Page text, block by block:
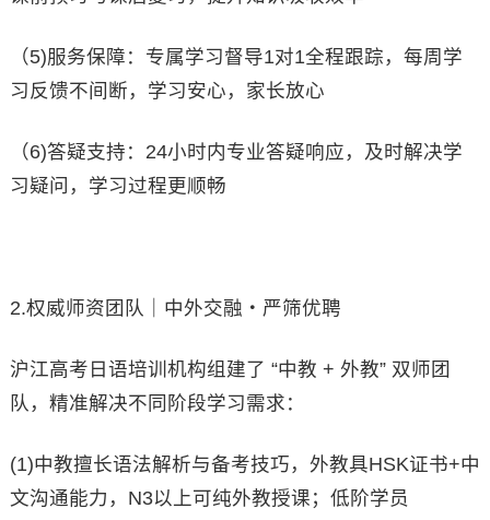
（5)服务保障：专属学习督导1对1全程跟踪，每周学
习反馈不间断，学习安心，家长放心
（6)答疑支持：24小时内专业答疑响应，及时解决学
习疑问，学习过程更顺畅
2.权威师资团队｜中外交融・严筛优聘
沪江高考日语培训机构组建了 “中教 + 外教” 双师团
队，精准解决不同阶段学习需求：
(1)中教擅长语法解析与备考技巧，外教具HSK证书+中
文沟通能力，N3以上可纯外教授课；低阶学员